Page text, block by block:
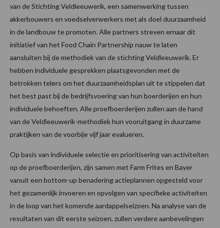
van de Stichting Veldleeuwerik, een samenwerking tussen
akkerbouwers en voedselverwerkers met als doel duurzaamheid
in de landbouw te promoten. Alle partners streven ernaar dit
initiatief van het Food Chain Partnership nauw te laten
aansluiten bij de methodiek van de stichting Veldleeuwerik. Er
hebben individuele gesprekken plaatsgevonden met de
betrokken telers om het duurzaamheidsplan uit te stippelen dat
het best past bij de bedrijfsvoering van hun boerderijen en hun
individuele behoeften. Alle proefboerderijen zullen aan de hand
van de Veldleeuwerik-methodiek hun vooruitgang in duurzame
praktijken van de voorbije vijf jaar evalueren.
Op basis van individuele selectie en prioritisering van activiteiten
op de proefboerderijen, zijn samen met Farm Frites en Bayer
vanuit een bottom-up benadering actieplannen opgesteld voor
het gezamenlijk invoeren en opvolgen van specifieke activiteiten
in de loop van het komende aardappelseizoen. Na analyse van de
resultaten van dit eerste seizoen, zullen verdere aanbevelingen